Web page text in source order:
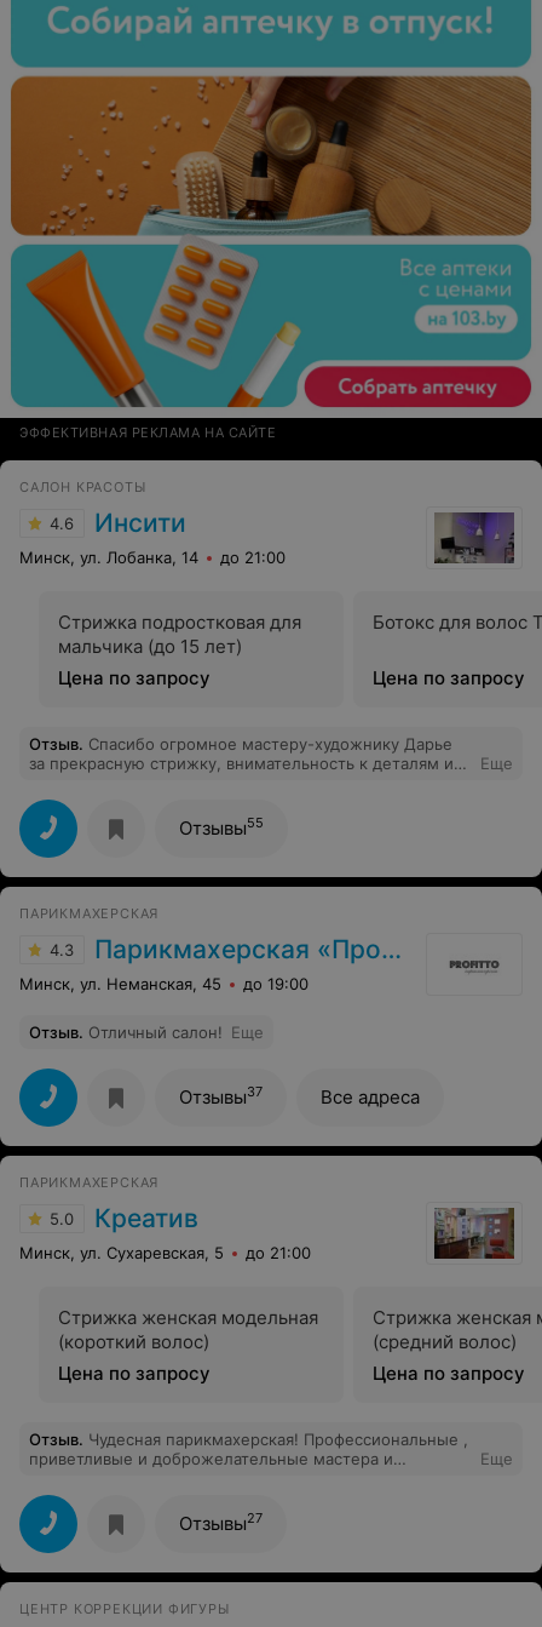
ЭФФЕКТИВНАЯ РЕКЛАМА НА САЙТЕ
САЛОН КРАСОТЫ
4.6 Инсити
Минск, ул. Лобанка, 14 до 21:00
Стрижка подростковая для
мальчика (до 15 лет)
Цена по запросу
Ботокс для волос
Цена по запросу
Отзыв. Спасибо огромное мастеру-художнику Дарье
за прекрасную стрижку, внимательность к деталям и
Еще
Отзывы55
ПАРИКМАХЕРСКАЯ
4.3 Парикмахерская «Профитто»
Минск, ул. Неманская, 45 до 19:00
Отзыв. Отличный салон! Еще
Отзывы37 Все адреса
ПАРИКМАХЕРСКАЯ
5.0 Креатив
Минск, ул. Сухаревская, 5 до 21:00
Стрижка женская модельная
(короткий волос)
Цена по запросу
Стрижка женская
(средний волос)
Цена по запросу
Отзыв. Чудесная парикмахерская! Профессиональные ,
приветливые и доброжелательные мастера и
отношение к клиентам.
Еще
Отзывы27
ЦЕНТР КОРРЕКЦИИ ФИГУРЫ